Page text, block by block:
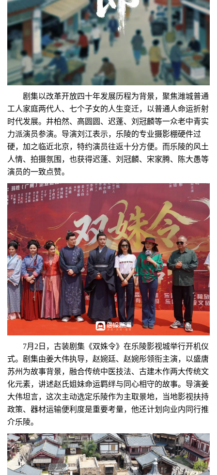
剧集以改革开放四十年发展历程为背景，聚焦潍城普通
工人家庭两代人、七个子女的人生变迁，以普通人命运折射
时代发展。井柏然、高圆圆、迟蓬、刘冠麟等一众老中青实
力派演员参演。导演刘江表示，乐陵的专业摄影棚硬件过
硬，加之临近北京，特约演员往返十分方便。而乐陵的风土
人情、拍摄氛围，也获得迟蓬、刘冠麟、宋家腾、陈大愚等
演员的一致点赞。
7月2日，古装剧集《双姝令》在乐陵影视城举行开机仪
式。剧集由姜大伟执导，赵婉廷、赵婉彤领衔主演，以盛唐
苏州为故事背景，融合传统中医技法、古建木作两大传统文
化元素，讲述赵氏姐妹命运羁绊与同心相守的故事。导演姜
大伟坦言，这次主动选定乐陵作为主取景地，当地影视扶持
政策、器材运输便利度是重要考量，他还计划向业内同行推
介乐陵。